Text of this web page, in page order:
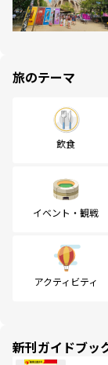
旅のテーマ
飲食
イベント・観戦
アクティビティ
新刊ガイドブッ